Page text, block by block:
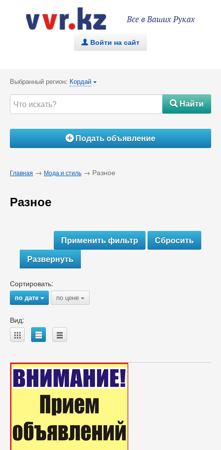
Все в Ваших Руках
. Войти на сайт
Выбранный регион: Кордай {
#Найти
ÁПодать объявление
Главная → Мода и стиль → Разное
Разное
Развернуть
Сортировать:
по дате{ по цене {
Вид:
A B C